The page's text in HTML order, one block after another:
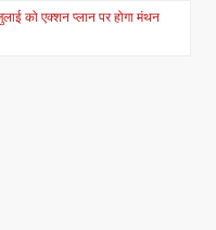
को एक्शन प्लान पर होगा मंथन